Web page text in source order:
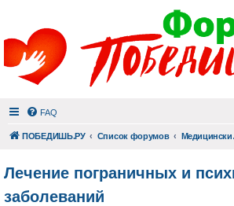
FAQ
ПОБЕДИШЬ.РУ Список форумов
Лечение пограничных и
заболеваний